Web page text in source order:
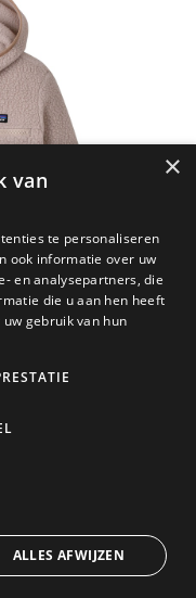
via WhatsApp
×
van
te personaliseren
ook informatie over uw
en analysepartners, die
die u aan hen heeft
gebruik van hun
ALLES AFWIJZEN